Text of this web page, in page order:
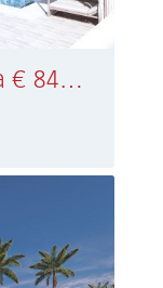
Appartement Estepona € 845.000,-